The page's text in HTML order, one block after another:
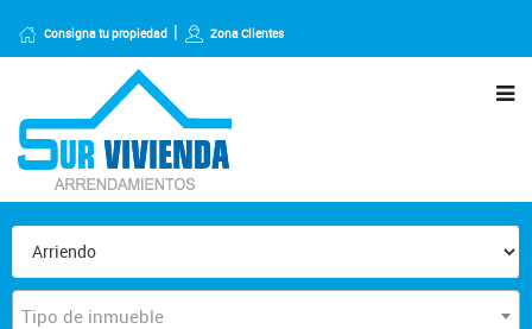
Consigna tu propiedad Zona Clientes
Tipo de inmueble